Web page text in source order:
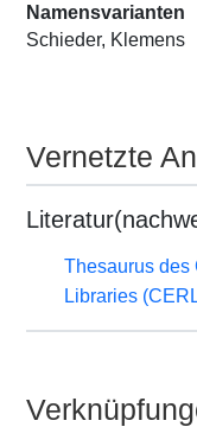
Namensvarianten
Schieder, Klemens
Vernetzte
Thesaurus des
Libraries